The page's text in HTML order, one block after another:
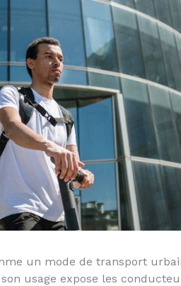
un mode de transport
usage expose les